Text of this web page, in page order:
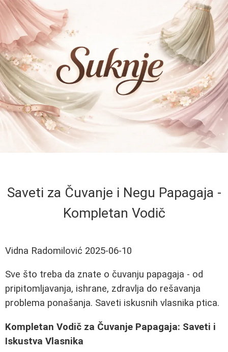
Saveti za Čuvanje i Negu Papagaja -
Kompletan Vodič
Vidna Radomilović 2025-06-10
Sve što treba da znate o čuvanju papagaja - od
pripitomljavanja, ishrane, zdravlja do rešavanja
problema ponašanja. Saveti iskusnih vlasnika ptica.
Kompletan Vodič za Čuvanje Papagaja: Saveti i
Iskustva Vlasnika